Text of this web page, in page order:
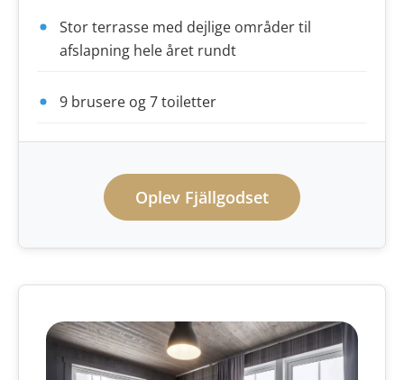
Stor terrasse med dejlige områder til
afslapning hele året rundt
9 brusere og 7 toiletter
Oplev Fjällgodset